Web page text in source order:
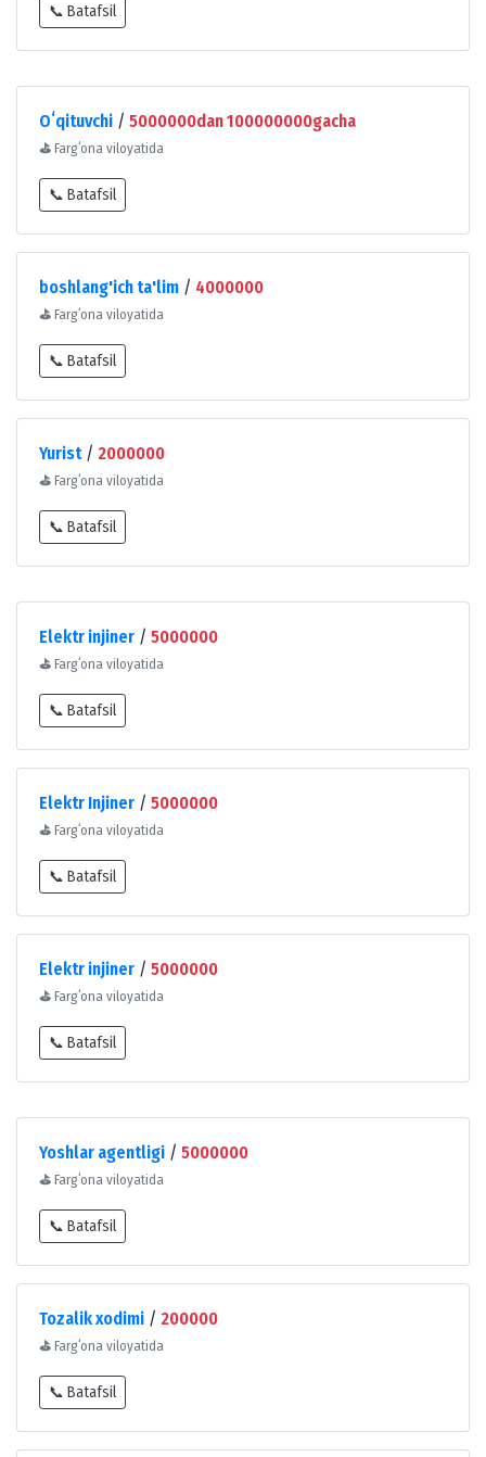
📞 Batafsil
Oʻqituvchi / 5000000dan 100000000gacha
⛳ Fargʻona viloyatida
📞 Batafsil
boshlang'ich ta'lim / 4000000
⛳ Fargʻona viloyatida
📞 Batafsil
Yurist/ 2000000
⛳ Fargʻona viloyatida
📞 Batafsil
Elektr injiner / 5000000
⛳ Fargʻona viloyatida
📞 Batafsil
Elektr Injiner / 5000000
⛳ Fargʻona viloyatida
📞 Batafsil
Elektr injiner / 5000000
⛳ Fargʻona viloyatida
📞 Batafsil
Yoshlar agentligi / 5000000
⛳ Fargʻona viloyatida
📞 Batafsil
Tozalik xodimi / 200000
⛳ Fargʻona viloyatida
📞 Batafsil